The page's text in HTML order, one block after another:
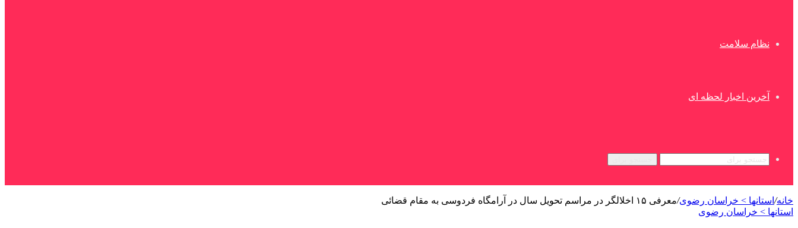
نظام سلامت
آخرین اخبار لحظه ای
خانه/ استانها > خراسان رضوی/معرفی ۱۵ اخلالگر در مراسم تحویل سال در آرامگاه فردوسی به مقام قضائی
استانها > خراسان رضوی